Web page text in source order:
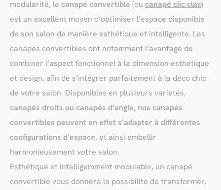
modularité, le canapé convertible (ou canapé clic clac)
est un excellent moyen d’optimiser l’espace disponible
de son salon de manière esthétique et intelligente. Les
canapés convertibles ont notamment l’avantage de
combiner l’aspect fonctionnel à la dimension esthétique
et design, afin de s’intégrer parfaitement à la déco chic
de votre salon. Disponibles en plusieurs variétés,
canapés droits ou canapés d’angle, nos canapés
convertibles peuvent en effet s’adapter à différentes
configurations d’espace, et ainsi embellir
harmonieusement votre salon.
Esthétique et intelligemment modulable, un canapé
convertible vous donnera la possibilité de transformer,